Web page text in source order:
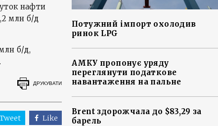
нафти
млн б/д
б/д,
ДРУКУВАТИ
Tweet Like
Потужний імпорт охолодив
ринок LPG
АМКУ пропонує уряду
переглянути податкове
навантаження на пальне
Brent здорожчала до $83,29 за
барель